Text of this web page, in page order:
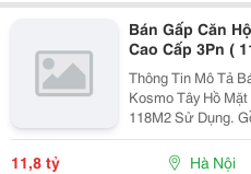
Bán Gấp Căn
Cao Cấp 3Pn (
Thông Tin Mô Tả Bán Gấp Căn Hộ Chung Cư Cao Cấp
Kosmo Tây Hồ Mặt
118M2 Sử Dụng.
Phòng Khách
Công Đn ( View
11,8 tỷ Hà Nội